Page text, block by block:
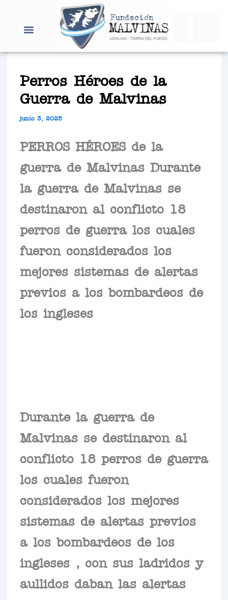
contenido
Perros Héroes de la
Guerra de Malvinas
junio 3, 2025
PERROS HÉROES de la
guerra de Malvinas Durante
la guerra de Malvinas se
destinaron al conflicto 18
perros de guerra los cuales
fueron considerados los
mejores sistemas de alertas
previos a los bombardeos de
los ingleses
Durante la guerra de
Malvinas se destinaron al
conflicto 18 perros de guerra
los cuales fueron
considerados los mejores
sistemas de alertas previos
a los bombardeos de los
ingleses , con sus ladridos y
aullidos daban las alertas